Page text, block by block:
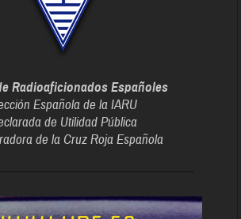
Radioaficionados Españoles
Española de la IARU
de Utilidad Pública
de la Cruz Roja Española